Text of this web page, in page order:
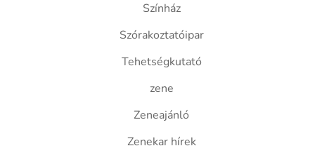
Színház
Szórakoztatóipar
Tehetségkutató
zene
Zeneajánló
Zenekar hírek